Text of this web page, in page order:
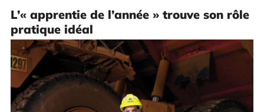
L’« apprentie de l’année » trouve son rôle
pratique idéal